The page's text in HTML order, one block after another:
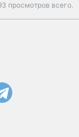
просмотров всего.